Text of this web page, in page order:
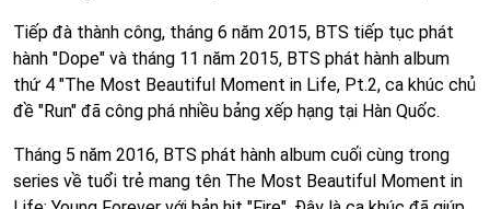
Tiếp đà thành công, tháng 6 năm 2015, BTS tiếp tục phát
hành "Dope" và tháng 11 năm 2015, BTS phát hành album
thứ 4 "The Most Beautiful Moment in Life, Pt.2, ca khúc chủ
đề "Run" đã công phá nhiều bảng xếp hạng tại Hàn Quốc.
Tháng 5 năm 2016, BTS phát hành album cuối cùng trong
series về tuổi trẻ mang tên The Most Beautiful Moment in